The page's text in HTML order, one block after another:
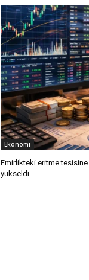
Ekonomi
Emirlikteki eritme tesisine
yükseldi